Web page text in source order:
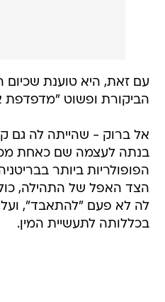
עם זאת, היא טוענת שכיום
הביקורת ופשוט
אל ברוק - שהייתה לה גם
בנתה לעצמה שם כאחת
הפופולריות ביותר
הצד האפל של התהילה,
לה לא פעם "להתאבד", ועל
בכללותה לתעשיית המין.